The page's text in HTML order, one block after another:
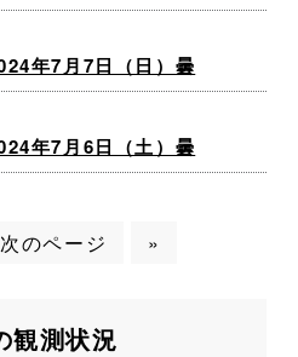
年7月7日（日）曇
年7月6日（土）曇
次のページ »
観測状況